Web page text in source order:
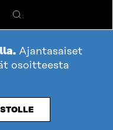
Hae
Ajantasaiset
osoitteesta